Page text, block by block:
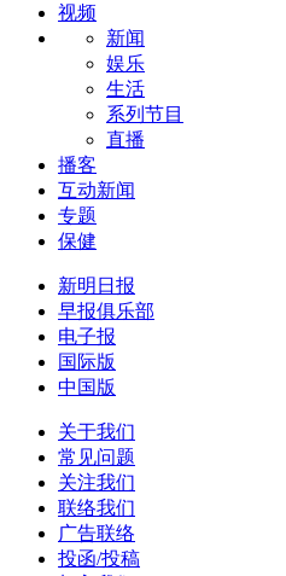
视频
新闻
娱乐
生活
系列节目
直播
播客
互动新闻
专题
保健
新明日报
早报俱乐部
电子报
国际版
中国版
关于我们
常见问题
关注我们
联络我们
广告联络
投函/投稿